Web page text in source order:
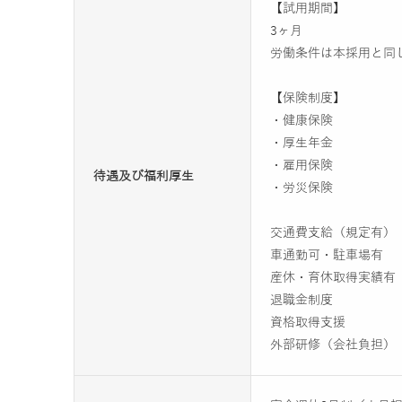
待遇及び福利厚生
【試用期間】
3ヶ月
労働条件は本採用と同
【保険制度】
・健康保険
・厚生年金
・雇用保険
・労災保険
交通費支給（規定有）
車通勤可・駐車場有
産休・育休取得実績有
退職金制度
資格取得支援
外部研修（会社負担）